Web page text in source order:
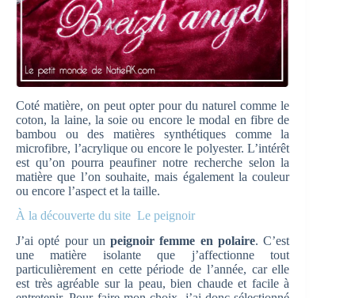
Coté matière, on peut opter pour du naturel comme le
coton, la laine, la soie ou encore le modal en fibre de
bambou ou des matières synthétiques comme la
microfibre, l’acrylique ou encore le polyester. L’intérêt
est qu’on pourra peaufiner notre recherche selon la
matière que l’on souhaite, mais également la couleur
ou encore l’aspect et la taille.
À la découverte du site Le peignoir
J’ai opté pour unpeignoir femme en polaire. C’est
une matière isolante que j’affectionne tout
particulièrement en cette période de l’année, car elle
est très agréable sur la peau, bien chaude et facile à